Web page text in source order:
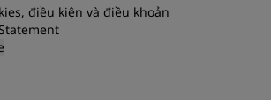
điều kiện và điều khoản